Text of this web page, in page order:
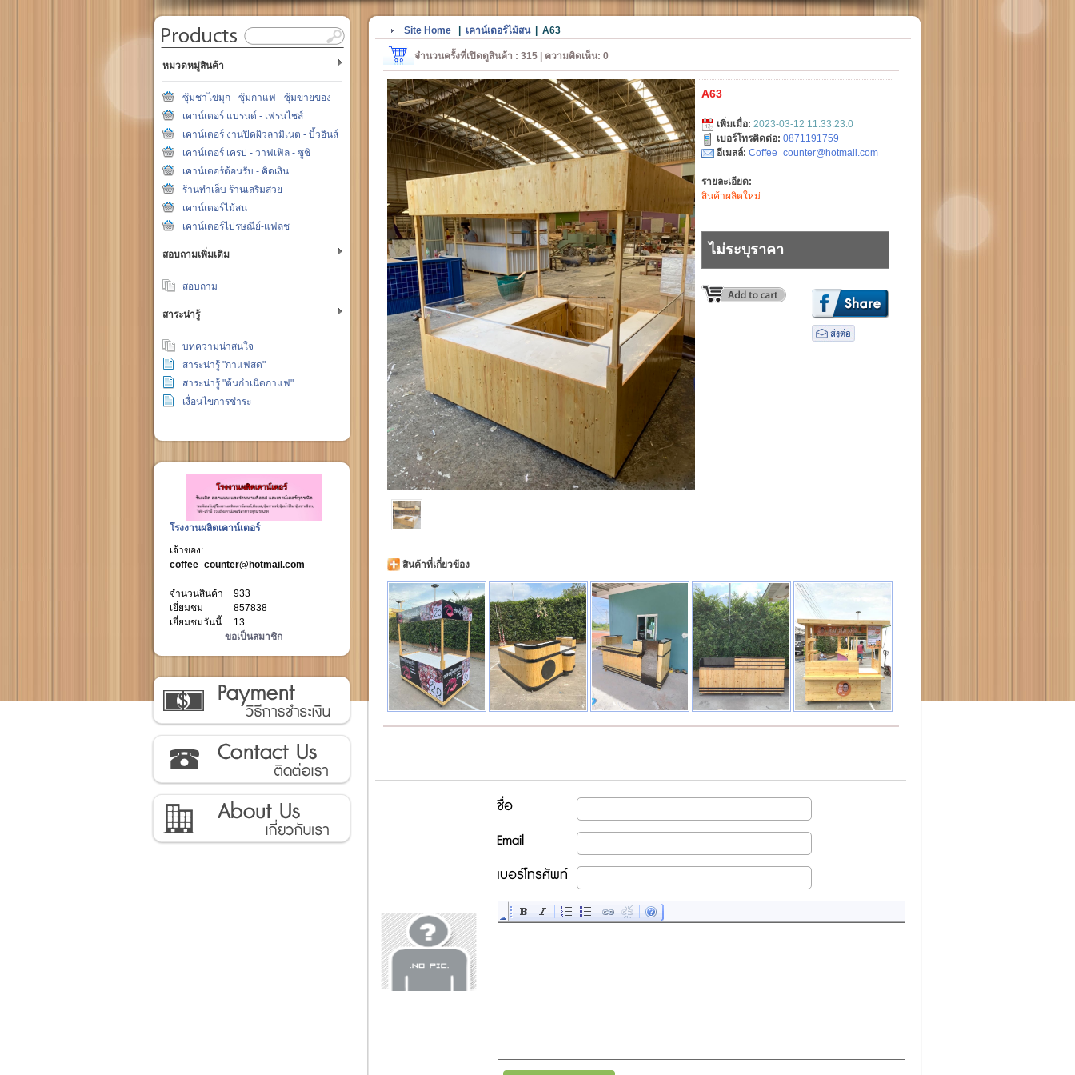
หมวดหมู่สินค้า
ซุ้มชาไข่มุก - ซุ้มกาแฟ - ซุ้มขายของ
เคาน์เตอร์ แบรนด์ - เฟรนไชส์
เคาน์เตอร์ งานปิดผิวลามิเนต - บิ้วอินส์
เคาน์เตอร์ เครป - วาฟเฟิล - ซูชิ
เคาน์เตอร์ต้อนรับ - คิดเงิน
ร้านทำเล็บ ร้านเสริมสวย
เคาน์เตอร์ไม้สน
เคาน์เตอร์ไปรษณีย์-แฟลช
สอบถามเพิ่มเติม
สอบถาม
สาระน่ารู้
บทความน่าสนใจ
สาระน่ารู้ "กาแฟสด"
สาระน่ารู้ "ต้นกำเนิดกาแฟ"
เงื่อนไขการชำระ
โรงงานผลิตเคาน์เตอร์
เจ้าของ:
coffee_counter@hotmail.com
จำนวนสินค้า
933
เยี่ยมชม
857838
เยี่ยมชมวันนี้
13
ขอเป็นสมาชิก
Site Home| เคาน์เตอร์ไม้สน| A63
จำนวนครั้งที่เปิดดูสินค้า : 315 | ความคิดเห็น: 0
A63
เพิ่มเมื่อ: 2023-03-12 11:33:23.0
เบอร์โทรติดต่อ: 0871191759
อีเมลล์: Coffee_counter@hotmail.com
รายละเอียด:
สินค้าผลิตใหม่
ไม่ระบุราคา
สินค้าที่เกี่ยวข้อง
ชื่อ
Email
เบอร์โทรศัพท์